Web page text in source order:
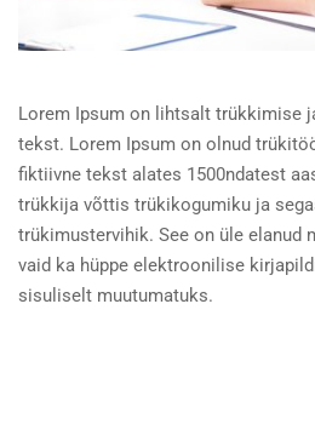
Lorem Ipsum on lihtsalt trükkimise
tekst. Lorem Ipsum on olnud
fiktiivne tekst alates 1500ndatest
trükkija võttis trükikogumiku ja
trükimustervihik. See on üle elanud
vaid ka hüppe elektroonilise
sisuliselt muutumatuks.